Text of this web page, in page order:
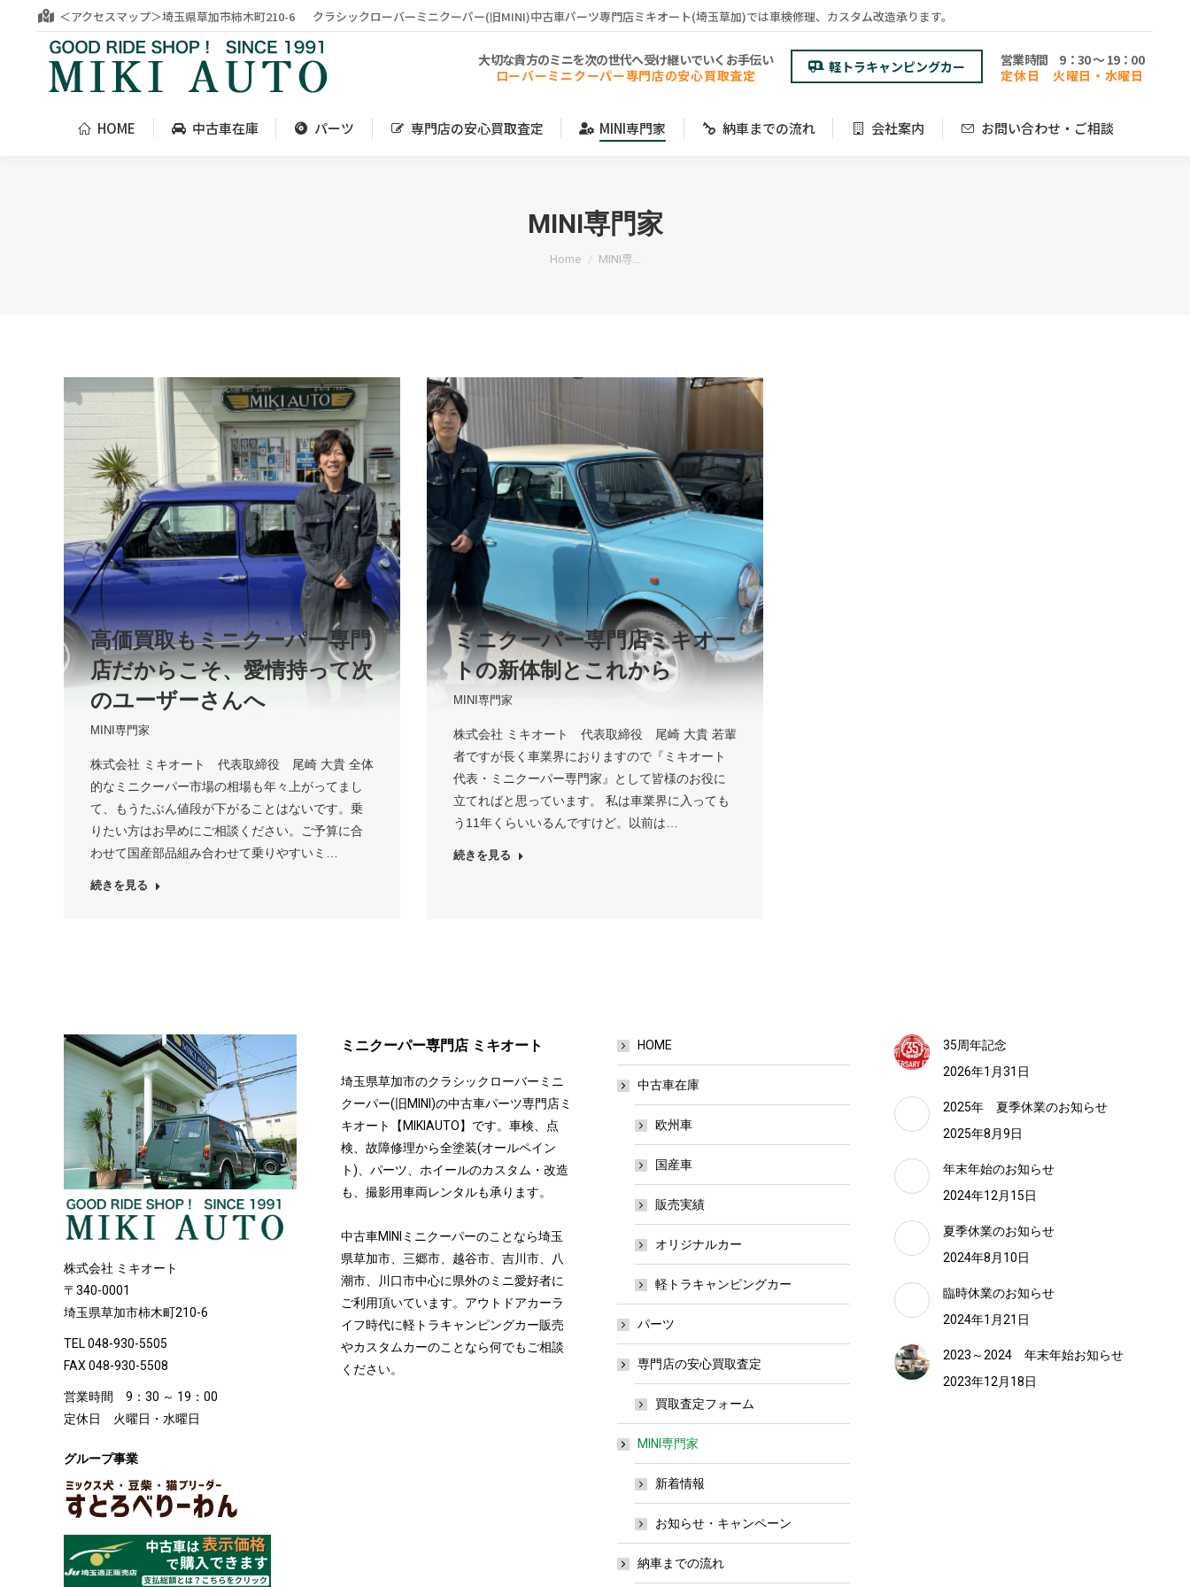
＜アクセスマップ＞埼玉県草加市柿木町210-6 クラシックローバーミニクーパー(旧MINI)中古車パーツ専門店ミキオート(埼玉草加)では車検修理、カスタム改造承ります。
大切な貴方のミニを次の世代へ受け継いでいくお手伝い
ローバーミニクーパー専門店の安心買取査定
軽トラキャンピングカー
営業時間 9：30 ～ 19：00
定休日 火曜日・水曜日
HOME 中古車在庫 パーツ 専門店の安心買取査定 MINI専門家 納車までの流れ 会社案内 お問い合わせ・ご相談
MINI専門家
You are here:
Home MINI専…
高価買取もミニクーパー専門
店だからこそ、愛情持って次
のユーザーさんへ
MINI専門家
株式会社 ミキオート 代表取締役 尾崎 大貴 全体
的なミニクーパー市場の相場も年々上がってまし
て、もうたぶん値段が下がることはないです。乗
りたい方はお早めにご相談ください。ご予算に合
わせて国産部品組み合わせて乗りやすいミ…
続きを見る
ミニクーパー専門店ミキオー
トの新体制とこれから
MINI専門家
株式会社 ミキオート 代表取締役 尾崎 大貴 若輩
者ですが長く車業界におりますので『ミキオート
代表・ミニクーパー専門家』として皆様のお役に
立てればと思っています。 私は車業界に入っても
う11年くらいいるんですけど。以前は…
続きを見る
株式会社 ミキオート
〒340-0001
埼玉県草加市柿木町210-6
TEL 048-930-5505
FAX 048-930-5508
営業時間 9：30 ～ 19：00
定休日 火曜日・水曜日
グループ事業
ミニクーパー専門店 ミキオート
埼玉県草加市のクラシックローバーミニ
クーパー(旧MINI)の中古車パーツ専門店ミ
キオート【MIKIAUTO】です。車検、点
検、故障修理から全塗装(オールペイン
ト)、パーツ、ホイールのカスタム・改造
も、撮影用車両レンタルも承ります。
中古車MINIミニクーパーのことなら埼玉
県草加市、三郷市、越谷市、吉川市、八
潮市、川口市中心に県外のミニ愛好者に
ご利用頂いています。アウトドアカーラ
イフ時代に軽トラキャンピングカー販売
やカスタムカーのことなら何でもご相談
ください。
HOME
中古車在庫
欧州車
国産車
販売実績
オリジナルカー
軽トラキャンピングカー
パーツ
専門店の安心買取査定
買取査定フォーム
MINI専門家
新着情報
お知らせ・キャンペーン
納車までの流れ
35周年記念
2026年1月31日
2025年 夏季休業のお知らせ
2025年8月9日
年末年始のお知らせ
2024年12月15日
夏季休業のお知らせ
2024年8月10日
臨時休業のお知らせ
2024年1月21日
2023～2024 年末年始お知らせ
2023年12月18日
HOME 中古車在庫 パーツ 専門店の安心買取査定 MINI専門家 納車までの流れ 会社案内 お問い合わせ・ご相談